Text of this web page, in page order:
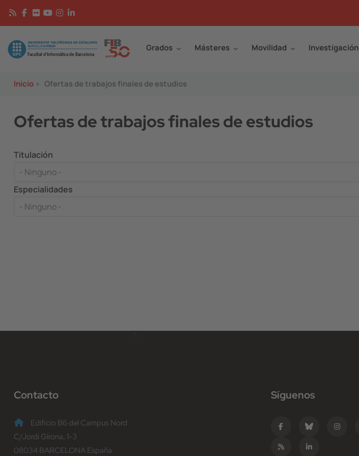
Pasar al contenido principal
Image Grados Másteres Movilidad Investigación
Inicio > Ofertas de trabajos finales de estudios
Ofertas de trabajos finales de estudios
Titulación
Especialidades
Contacto
Edificio B6 del Campus Nord
C/Jordi Girona, 1-3
08034 BARCELONA España
Síguenos